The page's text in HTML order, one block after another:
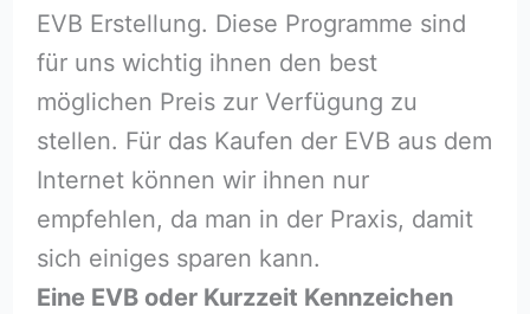
EVB Erstellung. Diese Programme sind
für uns wichtig ihnen den best
möglichen Preis zur Verfügung zu
stellen. Für das Kaufen der EVB aus dem
Internet können wir ihnen nur
empfehlen, da man in der Praxis, damit
sich einiges sparen kann.
Eine EVB oder Kurzzeit Kennzeichen